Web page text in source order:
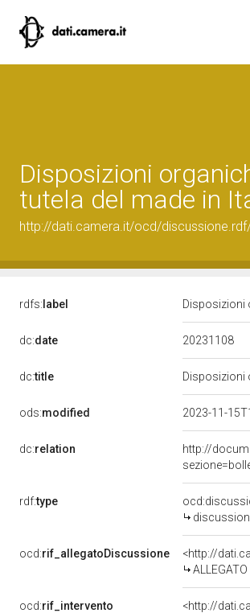
Disposizioni
tutela del made in
http://dati.camera.it/ocd/
rdfs: label Disposizioni
dc:date 20231108
dc:title Disposizioni
ods:modified 2023-11-
dc:relation
http://
rdf:type
ocd:rif_allegatoDiscussione
<http://
ocd:rif_intervento
<http://